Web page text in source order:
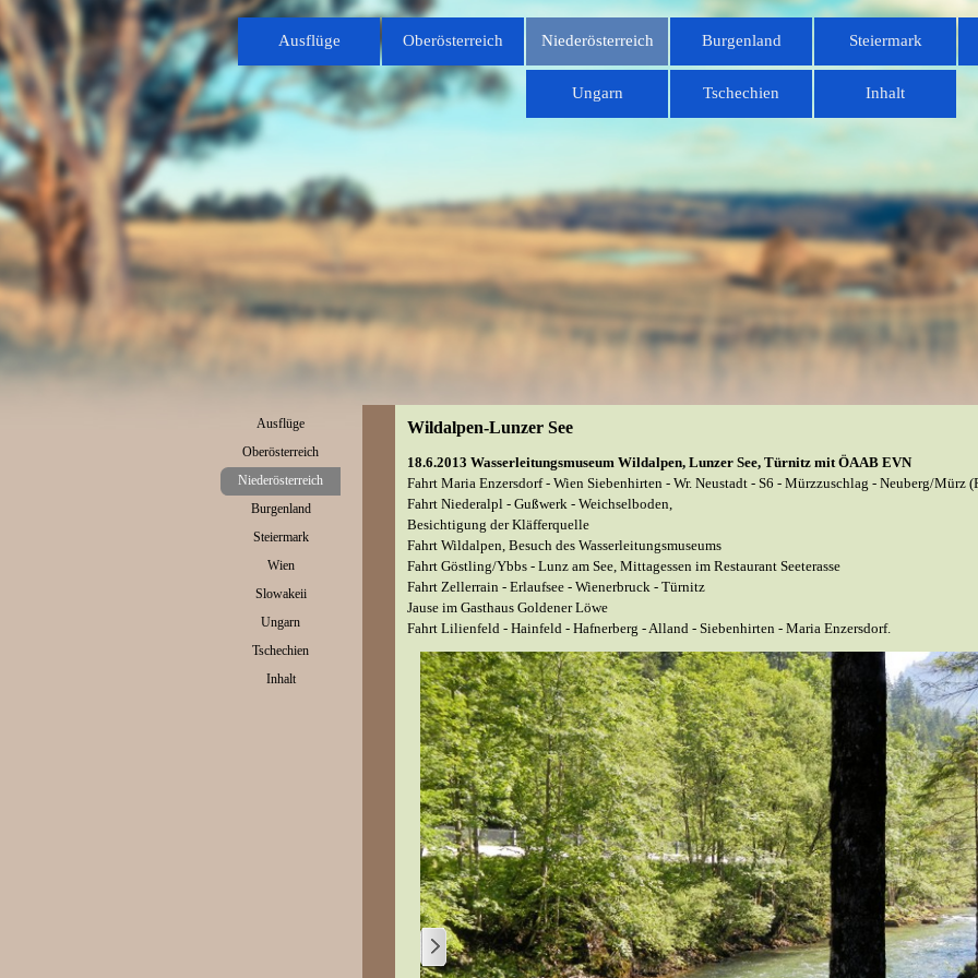
Direkt zum Seiteninhalt
Ausflüge Oberösterreich ▼
Niederösterreich ▼
Burgenland ▼
Steiermark
Ungarn ▼
Tschechien ▼
Inhalt
Menü überspringen
Ausflüge
Oberösterreich
Niederösterreich
Burgenland
Steiermark
Wien
Slowakeii
Ungarn
Tschechien
Inhalt
Wildalpen-Lunzer See
18.6.2013 Wasserleitungsmuseum Wildalpen, Lunzer See, Türnitz mit ÖAAB EVN
Fahrt Maria Enzersdorf - Wien Siebenhirten - Wr. Neustadt - S6 - Mürzzuschlag - Neuberg/Mürz
Fahrt Niederalpl - Gußwerk - Weichselboden,
Besichtigung der Kläfferquelle
Fahrt Wildalpen, Besuch des Wasserleitungsmuseums
Fahrt Göstling/Ybbs - Lunz am See, Mittagessen im Restaurant Seeterasse
Fahrt Zellerrain - Erlaufsee - Wienerbruck - Türnitz
Jause im Gasthaus Goldener Löwe
Fahrt Lilienfeld - Hainfeld - Hafnerberg -Alland - Siebenhirten - Maria Enzersdorf.